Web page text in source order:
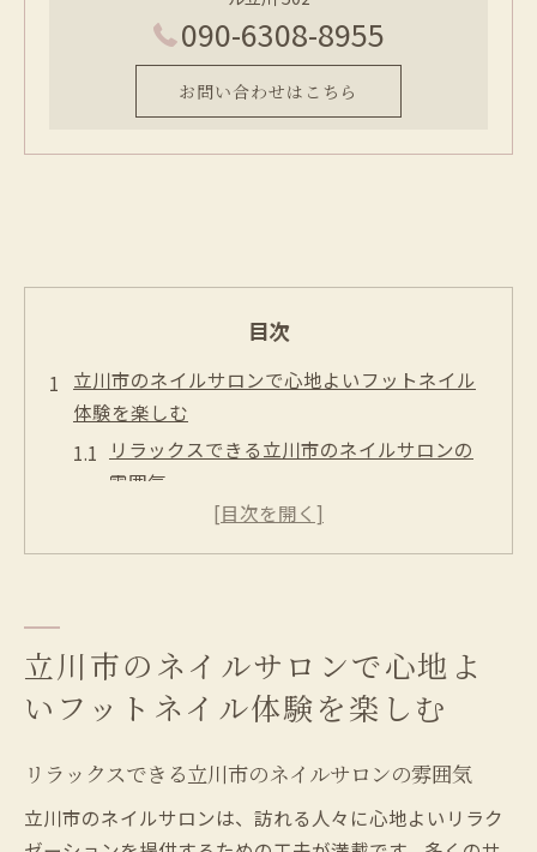
090-6308-8955
お問い合わせはこちら
目次
立川市のネイルサロンで心地よいフットネイル
体験を楽しむ
リラックスできる立川市のネイルサロンの
雰囲気
プロのネイリストによるフットネイルケア
の魅力
立川市のネイルサロンで心と体をリフレッ
フットネイルのデザイン選びで個性を引き
立てる
ア
立川市のネイルサロンで心地よ
いフットネイル体験を楽しむ
リラックスできる立川市のネイルサロンの雰囲気
立川市のネイルサロンは、訪れる人々に心地よいリラク